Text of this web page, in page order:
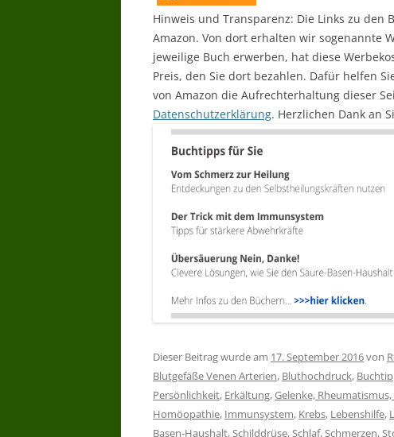
Hinweis und Transparenz: Die Links zu
Amazon. Von dort erhalten wir sogenannte
jeweilige Buch erwerben, hat diese
Preis, den Sie dort bezahlen. Dafür helfen
von Amazon die Aufrechterhaltung dieser
Datenschutzerklärung. Herzlichen Dank an
Dieser Beitrag wurde am 17. September 2016von
Blutgefäße Venen Arterien, Bluthochdruck,
Persönlichkeit, Erkältung,Gelenke,
Homöopathie, Immunsystem, Krebs, Lebenshilfe,
Basen-Haushalt,Schilddrüse,Schlaf,Schmerzen,